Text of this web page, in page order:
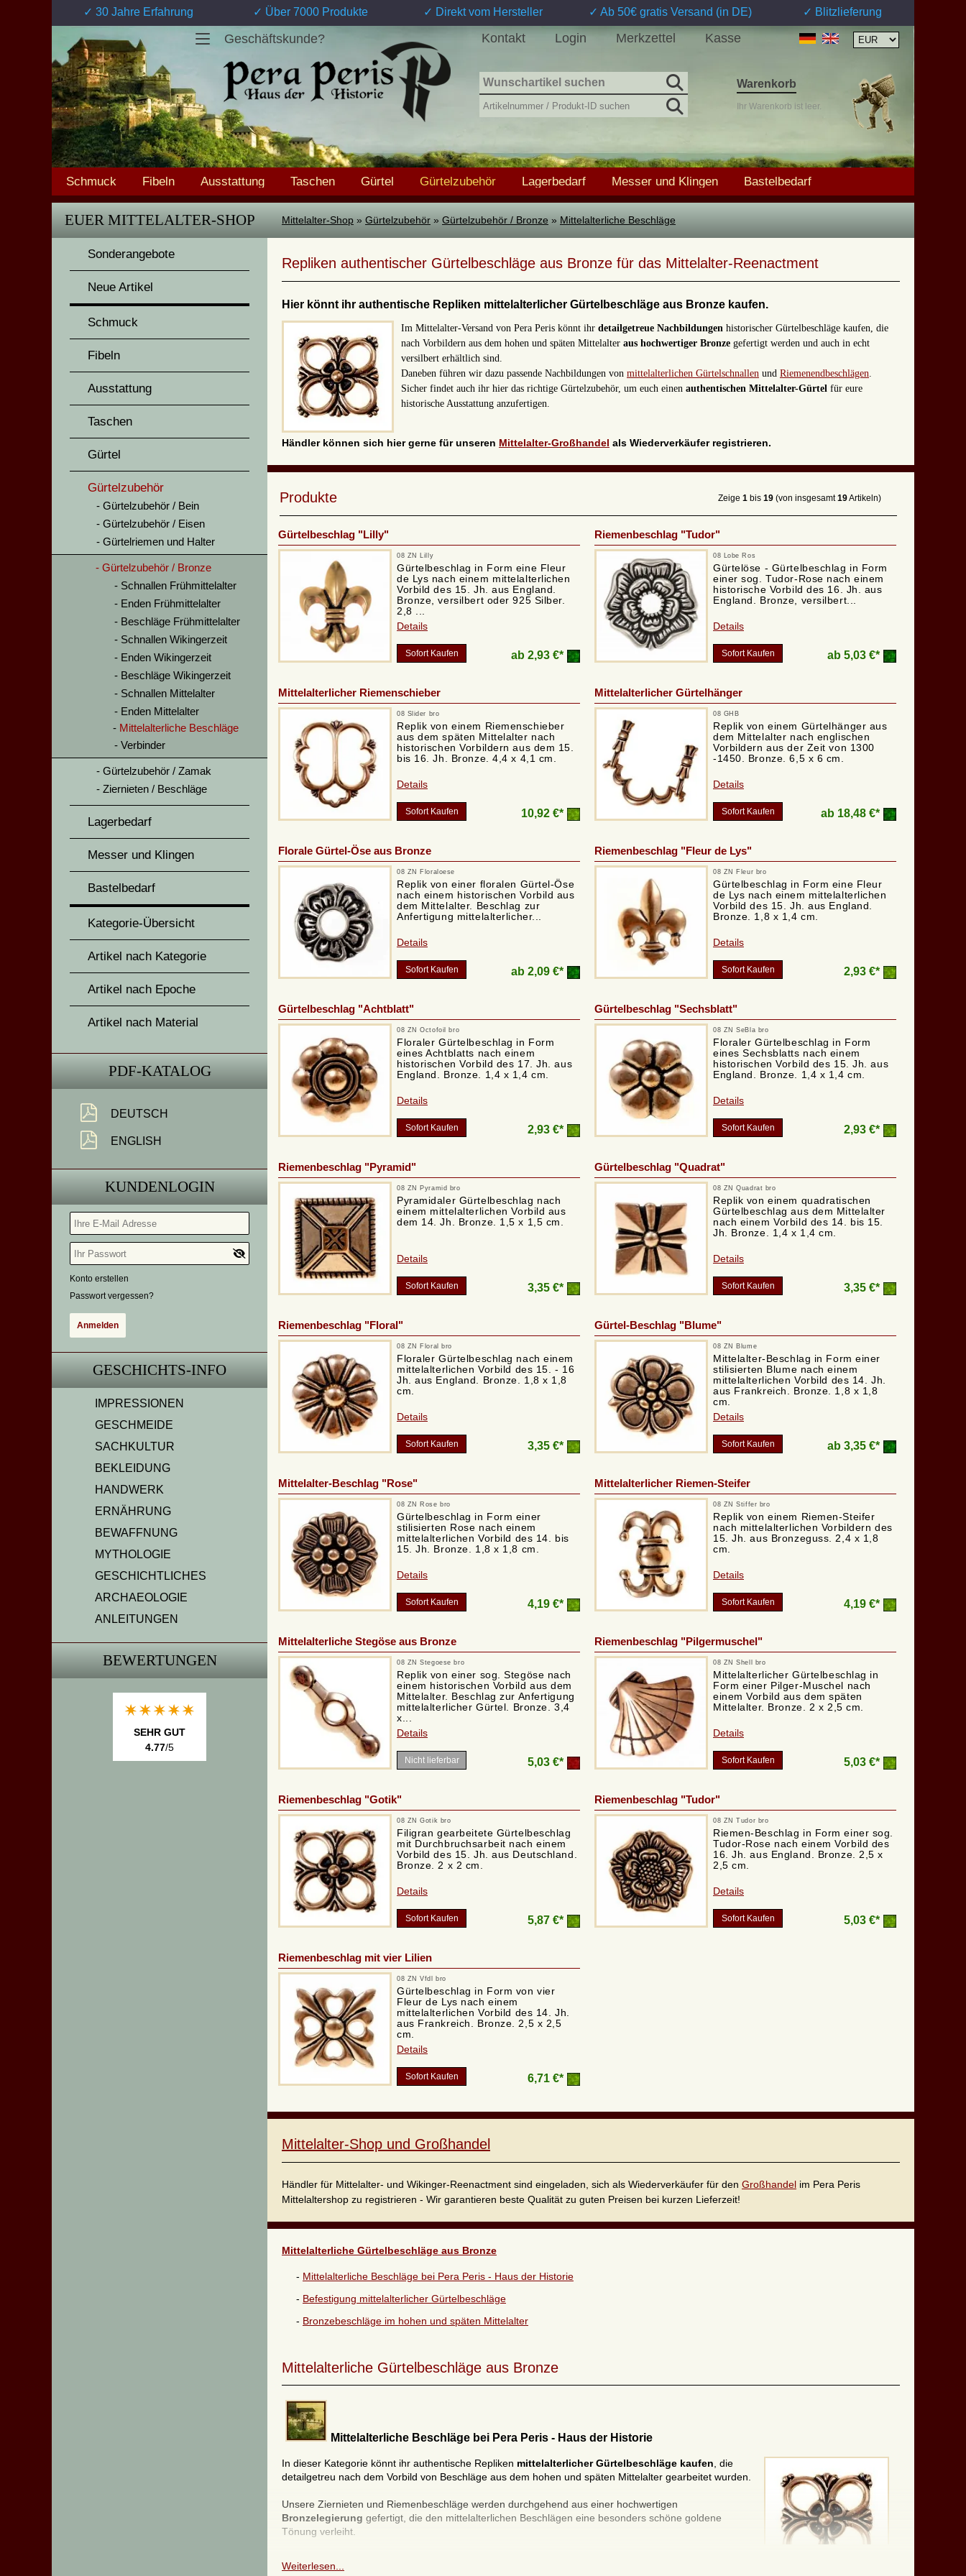
✓ 30 Jahre Erfahrung ✓ Über 7000 Produkte ✓ Direkt vom Hersteller ✓ Ab 50€ gratis Versand (in DE) ✓ Blitzlieferung
Geschäftskunde? Kontakt Login Merkzettel Kasse
Schmuck Fibeln Ausstattung Taschen Gürtel Gürtelzubehör Lagerbedarf Messer und Klingen Bastelbedarf
Warenkorb
Ihr Warenkorb ist leer.
EUER MITTELALTER-SHOP
Sonderangebote
Neue Artikel
Schmuck
Fibeln
Ausstattung
Taschen
Gürtel
Gürtelzubehör
Gürtelzubehör / Bein
Gürtelzubehör / Eisen
Gürtelriemen und Halter
Gürtelzubehör / Bronze
Schnallen Frühmittelalter
Enden Frühmittelalter
Beschläge Frühmittelalter
Schnallen Wikingerzeit
Enden Wikingerzeit
Beschläge Wikingerzeit
Schnallen Mittelalter
Enden Mittelalter
Mittelalterliche Beschläge
Verbinder
Gürtelzubehör / Zamak
Ziernieten / Beschläge
Lagerbedarf
Messer und Klingen
Bastelbedarf
Kategorie-Übersicht
Artikel nach Kategorie
Artikel nach Epoche
Artikel nach Material
PDF-KATALOG
DEUTSCH
ENGLISH
KUNDENLOGIN
Konto erstellen
Passwort vergessen?
GESCHICHTS-INFO
IMPRESSIONEN
GESCHMEIDE
SACHKULTUR
BEKLEIDUNG
HANDWERK
ERNÄHRUNG
BEWAFFNUNG
MYTHOLOGIE
GESCHICHTLICHES
ARCHAEOLOGIE
ANLEITUNGEN
BEWERTUNGEN
SEHR GUT
4.77/5
Mittelalter-Shop » Gürtelzubehör » Gürtelzubehör / Bronze » Mittelalterliche Beschläge
Repliken authentischer Gürtelbeschläge aus Bronze für das Mittelalter-Reenactment
Hier könnt ihr authentische Repliken mittelalterlicher Gürtelbeschläge aus Bronze kaufen.
Im Mittelalter-Versand von Pera Peris könnt ihr detailgetreue Nachbildungen historischer Gürtelbeschläge kaufen, die
nach Vorbildern aus dem hohen und späten Mittelalter aus hochwertiger Bronze gefertigt werden und auch in echt
versilbert erhältlich sind.
Daneben führen wir dazu passende Nachbildungen von mittelalterlichen Gürtelschnallen und Riemenendbeschlägen.
Sicher findet auch ihr hier das richtige Gürtelzubehör, um euch einen authentischen Mittelalter-Gürtel für eure
historische Ausstattung anzufertigen.
Händler können sich hier gerne für unseren Mittelalter-Großhandel als Wiederverkäufer registrieren.
Produkte Zeige 1 bis 19 (von insgesamt19Artikeln)
Gürtelbeschlag "Lilly"
08 ZN Lilly
Gürtelbeschlag in Form eine Fleur
de Lys nach einem mittelalterlichen
Vorbild des 15. Jh. aus England.
Bronze, versilbert oder 925 Silber.
2,8 ...
Details
Sofort Kaufen ab 2,93 €*
Riemenbeschlag "Tudor"
08 Lobe Ros
Gürtelöse - Gürtelbeschlag in Form
einer sog. Tudor-Rose nach einem
historische Vorbild des 16. Jh. aus
England. Bronze, versilbert...
Details
Sofort Kaufen ab 5,03 €*
Mittelalterlicher Riemenschieber
08 Slider bro
Replik von einem Riemenschieber
aus dem späten Mittelalter nach
historischen Vorbildern aus dem 15.
bis 16. Jh. Bronze. 4,4 x 4,1 cm.
Details
Sofort Kaufen 10,92 €*
Mittelalterlicher Gürtelhänger
08 GHB
Replik von einem Gürtelhänger aus
dem Mittelalter nach englischen
Vorbildern aus der Zeit von 1300
-1450. Bronze. 6,5 x 6 cm.
Details
Sofort Kaufen ab 18,48 €*
Florale Gürtel-Öse aus Bronze
08 ZN Floraloese
Replik von einer floralen Gürtel-Öse
nach einem historischen Vorbild aus
dem Mittelalter. Beschlag zur
Anfertigung mittelalterlicher...
Details
Sofort Kaufen ab 2,09 €*
Riemenbeschlag "Fleur de Lys"
08 ZN Fleur bro
Gürtelbeschlag in Form eine Fleur
de Lys nach einem mittelalterlichen
Vorbild des 15. Jh. aus England.
Bronze. 1,8 x 1,4 cm.
Details
Sofort Kaufen 2,93 €*
Gürtelbeschlag "Achtblatt"
08 ZN Octofoil bro
Floraler Gürtelbeschlag in Form
eines Achtblatts nach einem
historischen Vorbild des 17. Jh. aus
England. Bronze. 1,4 x 1,4 cm.
Details
Sofort Kaufen 2,93 €*
Gürtelbeschlag "Sechsblatt"
08 ZN SeBla bro
Floraler Gürtelbeschlag in Form
eines Sechsblatts nach einem
historischen Vorbild des 15. Jh. aus
England. Bronze. 1,4 x 1,4 cm.
Details
Sofort Kaufen 2,93 €*
Riemenbeschlag "Pyramid"
08 ZN Pyramid bro
Pyramidaler Gürtelbeschlag nach
einem mittelalterlichen Vorbild aus
dem 14. Jh. Bronze. 1,5 x 1,5 cm.
Details
Sofort Kaufen 3,35 €*
Gürtelbeschlag "Quadrat"
08 ZN Quadrat bro
Replik von einem quadratischen
Gürtelbeschlag aus dem Mittelalter
nach einem Vorbild des 14. bis 15.
Jh. Bronze. 1,4 x 1,4 cm.
Details
Sofort Kaufen 3,35 €*
Riemenbeschlag "Floral"
08 ZN Floral bro
Floraler Gürtelbeschlag nach einem
mittelalterlichen Vorbild des 15. - 16
Jh. aus England. Bronze. 1,8 x 1,8
cm.
Details
Sofort Kaufen 3,35 €*
Gürtel-Beschlag "Blume"
08 ZN Blume
Mittelalter-Beschlag in Form einer
stilisierten Blume nach einem
mittelalterlichen Vorbild des 14. Jh.
aus Frankreich. Bronze. 1,8 x 1,8
cm.
Details
Sofort Kaufen ab 3,35 €*
Mittelalter-Beschlag "Rose"
08 ZN Rose bro
Gürtelbeschlag in Form einer
stilisierten Rose nach einem
mittelalterlichen Vorbild des 14. bis
15. Jh. Bronze. 1,8 x 1,8 cm.
Details
Sofort Kaufen 4,19 €*
Mittelalterlicher Riemen-Steifer
08 ZN Stiffer bro
Replik von einem Riemen-Steifer
nach mittelalterlichen Vorbildern des
15. Jh. aus Bronzeguss. 2,4 x 1,8
cm.
Details
Sofort Kaufen 4,19 €*
Mittelalterliche Stegöse aus Bronze
08 ZN Stegoese bro
Replik von einer sog. Stegöse nach
einem historischen Vorbild aus dem
Mittelalter. Beschlag zur Anfertigung
mittelalterlicher Gürtel. Bronze. 3,4
x...
Details
Nicht lieferbar 5,03 €*
Riemenbeschlag "Pilgermuschel"
08 ZN Shell bro
Mittelalterlicher Gürtelbeschlag in
Form einer Pilger-Muschel nach
einem Vorbild aus dem späten
Mittelalter. Bronze. 2 x 2,5 cm.
Details
Sofort Kaufen 5,03 €*
Riemenbeschlag "Gotik"
08 ZN Gotik bro
Filigran gearbeitete Gürtelbeschlag
mit Durchbruchsarbeit nach einem
Vorbild des 15. Jh. aus Deutschland.
Bronze. 2 x 2 cm.
Details
Sofort Kaufen 5,87 €*
Riemenbeschlag "Tudor"
08 ZN Tudor bro
Riemen-Beschlag in Form einer sog.
Tudor-Rose nach einem Vorbild des
16. Jh. aus England. Bronze. 2,5 x
2,5 cm.
Details
Sofort Kaufen 5,03 €*
Riemenbeschlag mit vier Lilien
08 ZN Vfdl bro
Gürtelbeschlag in Form von vier
Fleur de Lys nach einem
mittelalterlichen Vorbild des 14. Jh.
aus Frankreich. Bronze. 2,5 x 2,5
cm.
Details
Sofort Kaufen 6,71 €*
Mittelalter-Shop und Großhandel
Händler für Mittelalter- und Wikinger-Reenactment sind eingeladen, sich als Wiederverkäufer für den Großhandel im Pera Peris
Mittelaltershop zu registrieren - Wir garantieren beste Qualität zu guten Preisen bei kurzen Lieferzeit!
Mittelalterliche Gürtelbeschläge aus Bronze
Mittelalterliche Beschläge bei Pera Peris - Haus der Historie
Befestigung mittelalterlicher Gürtelbeschläge
Bronzebeschläge im hohen und späten Mittelalter
Mittelalterliche Gürtelbeschläge aus Bronze
Mittelalterliche Beschläge bei Pera Peris - Haus der Historie
In dieser Kategorie könnt ihr authentische Repliken mittelalterlicher Gürtelbeschläge kaufen, die
detailgetreu nach dem Vorbild von Beschläge aus dem hohen und späten Mittelalter gearbeitet wurden.
Unsere Ziernieten und Riemenbeschläge werden durchgehend aus einer hochwertigen
Bronzelegierung gefertigt, die den mittelalterlichen Beschlägen eine besonders schöne goldene
Tönung verleiht.
unseren Bronzeguss mit einer extra starken Silber-Schicht von bis zu 10 Mg versehen.
Weiterlesen...